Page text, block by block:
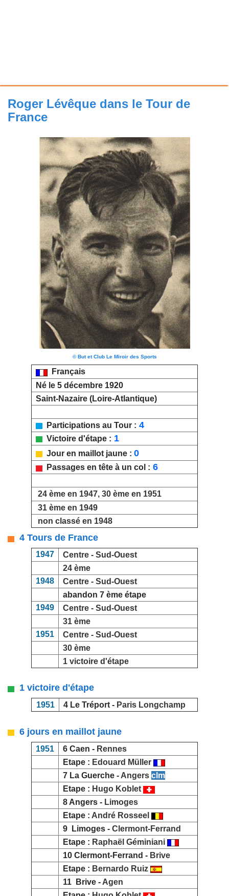
Roger Lévêque dans le Tour de
France
© But et Club Le Miroir des Sports
Français
Né le 5 décembre 1920
Saint-Nazaire (Loire-Atlantique)
Participations au Tour : 4
Victoire d'étape : 1
Jour en maillot jaune : 0
Passages en tête à un col : 6
24 ème en 1947, 30 ème en 1951
31 ème en 1949
non classé en 1948
4 Tours de France
1947
Centre - Sud-Ouest
24 ème
1948
Centre - Sud-Ouest
abandon 7 ème étape
1949
Centre - Sud-Ouest
31 ème
1951
Centre - Sud-Ouest
30 ème
1 victoire d'étape
1 victoire d'étape
1951 4 Le Tréport - Paris Longchamp
6 jours en maillot jaune
1951 6 Caen - Rennes
Etape : Edouard Müller
7 La Guerche - Angers clm
Etape : Hugo Koblet
8 Angers - Limoges
Etape : André Rosseel
9 Limoges - Clermont-Ferrand
Etape : Raphaël Géminiani
10 Clermont-Ferrand - Brive
Etape : Bernardo Ruiz
11 Brive - Agen